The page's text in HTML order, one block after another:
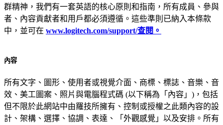
群精神，我們有一套英語的核心原則和指南，所有成員、參與
者、內容貢獻者和用戶都必須遵循。這些準則已納入本條款
中，並可在 www.logitech.com/support/查閱。
內容
所有文字、圖形、使用者或視覺介面、商標、標誌、音樂、音
效、美工圖案、照片與電腦程式碼 (以下稱為「內容」)，包括
但不限於此網站中由羅技所擁有、控制或授權之此類內容的設
計、架構、選擇、協調、表達、「外觀感覺」以及安排。所有